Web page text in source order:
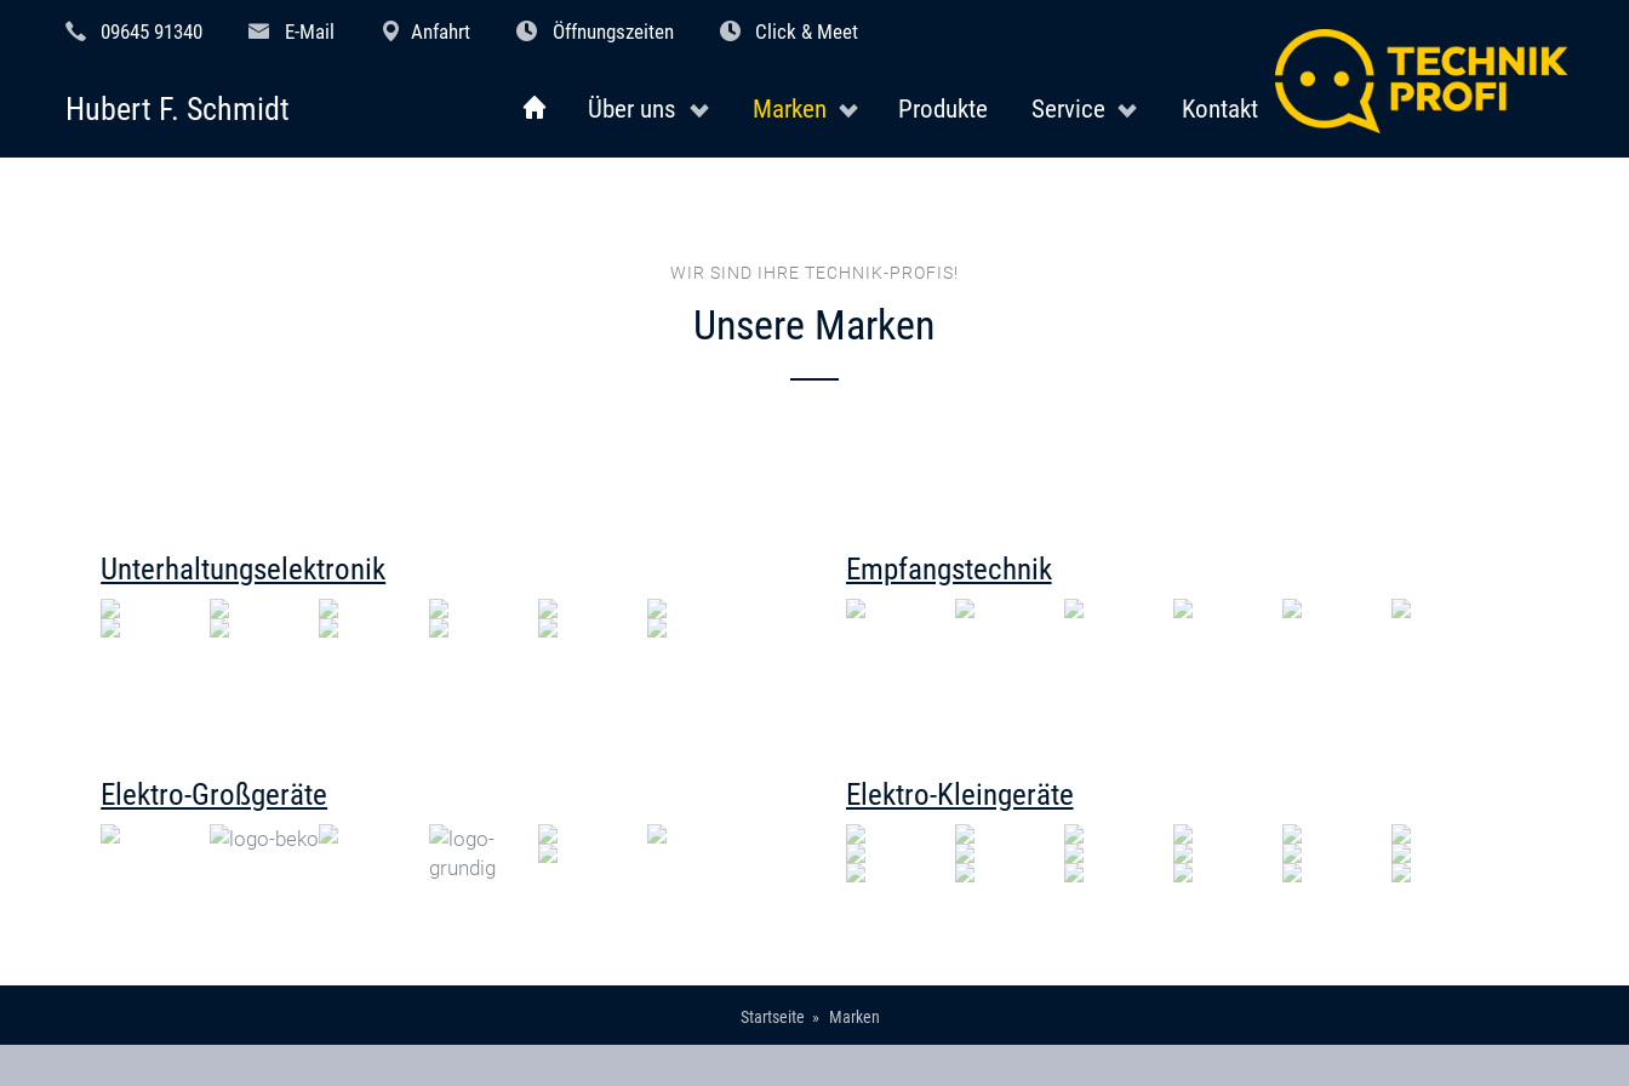
09645 91340 E-Mail Anfahrt Öffnungszeiten Click & Meet
Über uns Marken Produkte Service Kontakt
Hubert F. Schmidt
WIR SIND IHRE TECHNIK-PROFIS!
Unsere Marken
Unterhaltungselektronik Empfangstechnik
Elektro-Großgeräte Elektro-Kleingeräte
Startseite Marken